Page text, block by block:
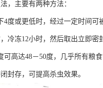
，主要有两种方法：
度或更低时，经过一定时间
冷冻12小时，然后取出立即密
高达48－50度，几乎所有粮
封存，可提高杀虫效果。